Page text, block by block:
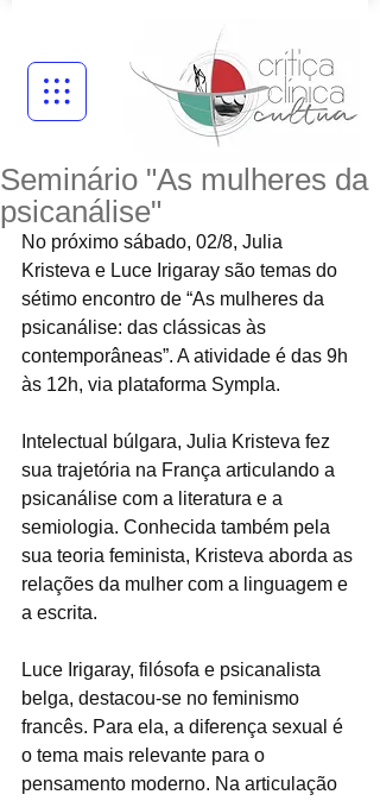
Seminário "As mulheres da
psicanálise"
No próximo sábado, 02/8, Julia
Kristeva e Luce Irigaray são temas do
sétimo encontro de “As mulheres da
psicanálise: das clássicas às
contemporâneas”. A atividade é das 9h
às 12h, via plataforma Sympla.
Intelectual búlgara, Julia Kristeva fez
sua trajetória na França articulando a
psicanálise com a literatura e a
semiologia. Conhecida também pela
sua teoria feminista, Kristeva aborda as
relações da mulher com a linguagem e
a escrita.
Luce Irigaray, filósofa e psicanalista
belga, destacou-se no feminismo
francês. Para ela, a diferença sexual é
o tema mais relevante para o
pensamento moderno. Na articulação